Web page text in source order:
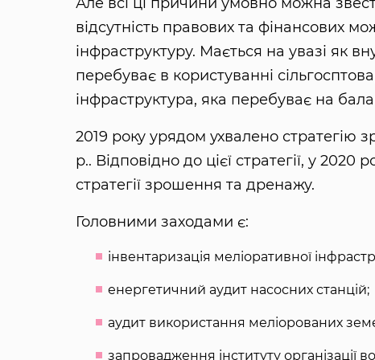
відсутність правових та фінансових
інфраструктуру. Мається на увазі як
перебуває в користуванні
інфраструктура, яка перебуває на
2019 року урядом ухвалено стратегію
р.. Відповідно до цієї стратегії, у 2020
стратегії зрошення та дренажу.
Головними заходами є:
інвентаризація меліоративної
енергетичний аудит насосних станцій;
аудит використання меліорованих
запровадження інституту організації